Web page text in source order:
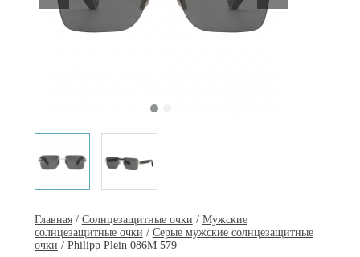
Главная/ Солнцезащитные очки / Мужские
солнцезащитные очки / Серые мужские солнцезащитные
очки / Philipp Plein 086M 579